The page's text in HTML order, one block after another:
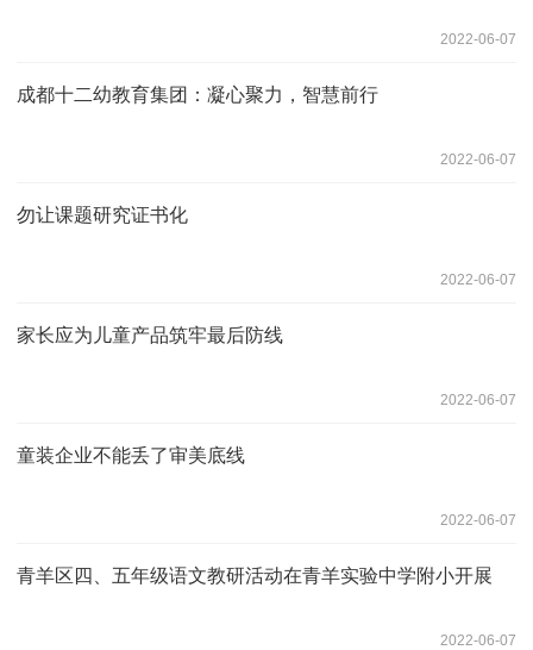
2022-06-07
成都十二幼教育集团：凝心聚力，智慧前行
2022-06-07
勿让课题研究证书化
2022-06-07
家长应为儿童产品筑牢最后防线
2022-06-07
童装企业不能丢了审美底线
2022-06-07
青羊区四、五年级语文教研活动在青羊实验中学附小开展
2022-06-07